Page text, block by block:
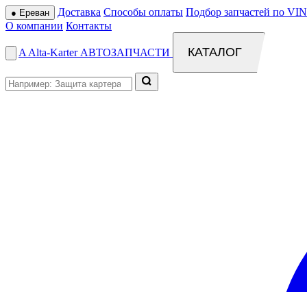
● Ереван Доставка Способы оплаты Подбор запчастей по
О компании Контакты
A Alta-Karter АВТОЗАПЧАСТИ КАТАЛОГ